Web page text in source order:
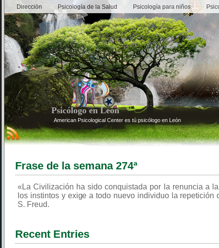
Dirección Psicología de la Salud Psicología para niños
Psicólogo en León
American Psicological Center es tú psicólogo en León
Frase de la semana 274ª
«La Civilización ha sido conquistada por la renuncia a
los instintos y exige a todo nuevo individuo la repetición
S. Freud.
Recent Entries